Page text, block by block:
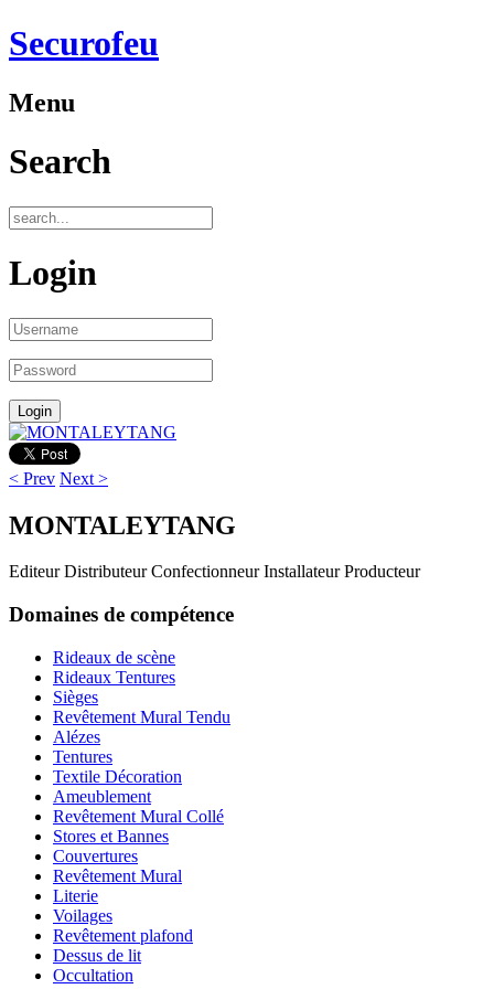
Securofeu
Menu
Search
Login
< Prev Next >
MONTALEYTANG
Editeur Distributeur Confectionneur Installateur Producteur
Domaines de compétence
Rideaux de scène
Rideaux Tentures
Sièges
Revêtement Mural Tendu
Alézes
Tentures
Textile Décoration
Ameublement
Revêtement Mural Collé
Stores et Bannes
Couvertures
Revêtement Mural
Literie
Voilages
Revêtement plafond
Dessus de lit
Occultation